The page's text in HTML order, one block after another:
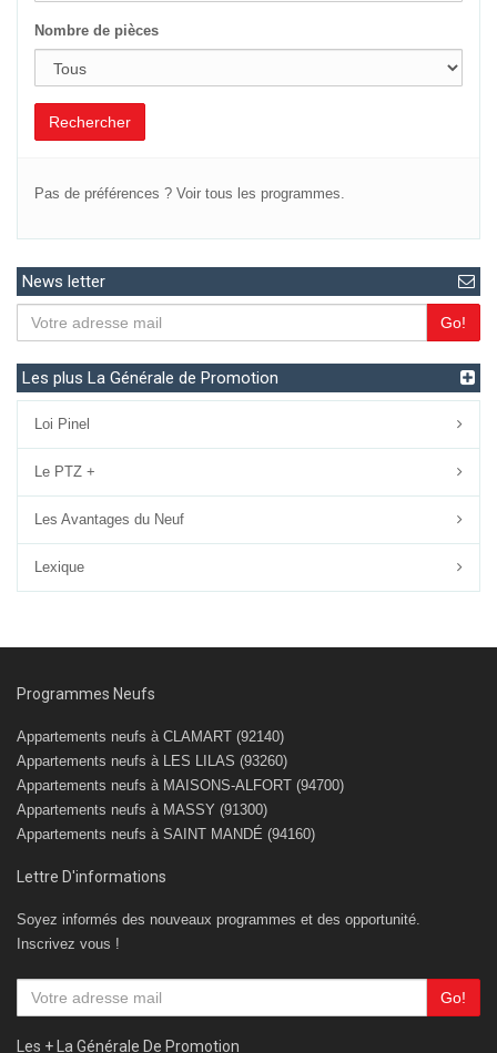
Nombre de pièces
Rechercher
Pas de préférences ? Voir tous les programmes.
News letter
Go!
Les plus La Générale de Promotion
Loi Pinel
Le PTZ +
Les Avantages du Neuf
Lexique
Programmes Neufs
Appartements neufs à CLAMART (92140)
Appartements neufs à LES LILAS (93260)
Appartements neufs à MAISONS-ALFORT (94700)
Appartements neufs à MASSY (91300)
Appartements neufs à SAINT MANDÉ (94160)
Lettre D'informations
Soyez informés des nouveaux programmes et des opportunité.
Inscrivez vous !
Go!
Les + La Générale De Promotion